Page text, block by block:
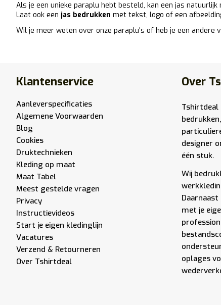
Als je een unieke paraplu hebt besteld, kan een jas natuurlijk
Laat ook een jas bedrukken met tekst, logo of een
Wil je meer weten over onze paraplu's of heb je een andere
Klantenservice
Aanleverspecificaties
Algemene Voorwaarden
Blog
Cookies
Druktechnieken
Kleding op maat
Maat Tabel
Meest gestelde vragen
Privacy
Instructievideos
Start je eigen kledinglijn
Vacatures
Verzend & Retourneren
Over Tshirtdeal
Over
Tshirtdeal
designer
één stuk.
Wij
met je
oplages